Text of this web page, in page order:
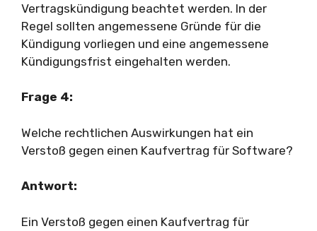
Vertragskündigung beachtet werden. In der
Regel sollten angemessene Gründe für die
Kündigung vorliegen und eine angemessene
Kündigungsfrist eingehalten werden.
Frage 4:
Welche rechtlichen Auswirkungen hat ein
Verstoß gegen einen Kaufvertrag für Software?
Antwort:
Ein Verstoß gegen einen Kaufvertrag für